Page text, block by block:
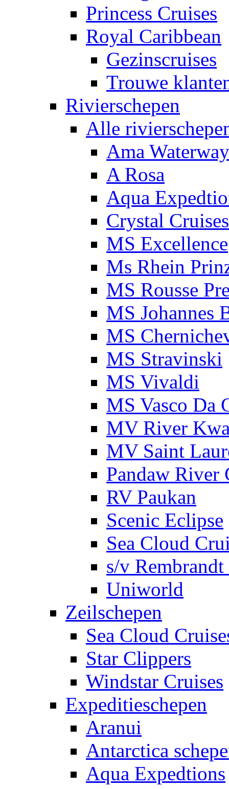
Princess Cruises
Royal Caribbean
Gezinscruises
Trouwe
Rivierschepen
Alle
Ama
A Rosa
Aqua
Crystal Cruises
MS Excellence
Ms Rhein
MS Rousse
MS Johannes
MS
MS Stravinski
MS Vivaldi
MS Vasco Da
MV River
MV Saint
Pandaw River
RV Paukan
Scenic Eclipse
Sea Cloud
s/v
Uniworld
Zeilschepen
Sea Cloud
Star Clippers
Windstar Cruises
Expeditieschepen
Aranui
Antarctica
Aqua Expedtions